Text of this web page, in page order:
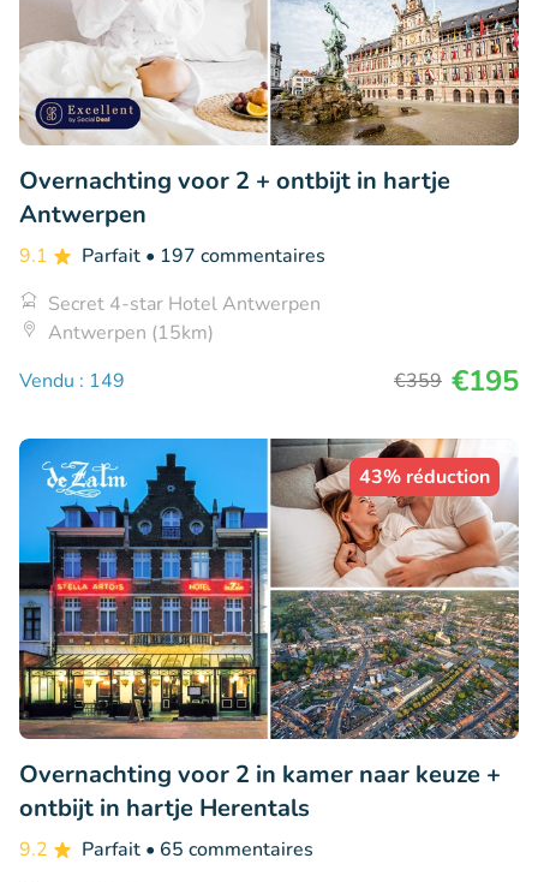
Overnachting voor 2 + ontbijt in hartje
Antwerpen
9.1 Parfait • 197 commentaires
Secret 4-star Hotel Antwerpen
Antwerpen (15km)
Vendu : 149
€359 €195
43% réduction
Overnachting voor 2 in kamer naar keuze +
ontbijt in hartje Herentals
9.2 Parfait • 65 commentaires